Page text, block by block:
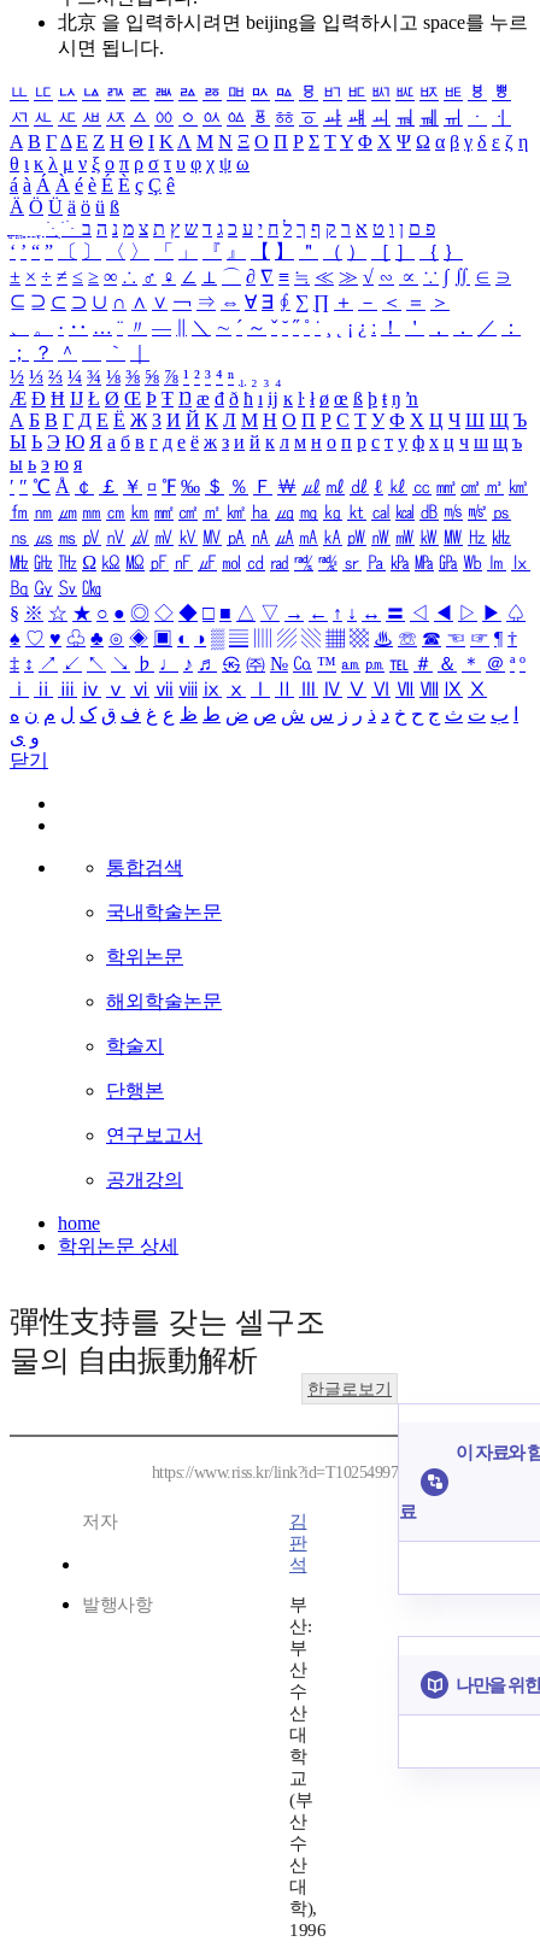
北京 을 입력하시려면 beijing을 입력하시고 space를 누르
시면 됩니다.
ㅥ ㅦ ㅧ ㅨ ㅩ ㅪ ㅫ ㅬ ㅭ ㅮ ㅯ ㅰ ㅱ ㅲ ㅳ ㅴ ㅵ ㅶ ㅷ ㅸ
ㅹ
ㅺ ㅻ ㅼ ㅽ ㅾ ㅿ ㆀ ㆁ ㆂ ㆃ ㆄ ㆅ ㆆ ㆇ ㆈ ㆉ ㆊ ㆋ ㆌ ㆍ
ㆎ
Α Β ΓΔ Ε Ζ Η Θ Ι ΚΛ Μ Ν Ξ Ο Π Ρ Σ ΤΥ Φ Χ Ψ Ω α β γ δ ε ζ η
θ ι κ λ μ ν ξ ο π ρ σ τ υ φ χ ψ ω
á à Á À é è É È ç Ç ê
Ä Ö Ü ä ö ü ß
ִֶֹ ֻּ ׁׂ פ ם ן ו ט א ר ק ף ך ל ח י ע כ ג ד ש ץ ת צ מ נ ה ב
‘ ’ “ ” 〔 〕 〈 〉 「 」 『 』 【 】 ＂ （ ） ［ ］ ｛ ｝
± × ÷ ≠ ≤ ≥ ∞ ∴ ♂ ♀ ∠ ⊥ ⌒ ∂ ∇ ≡ ≒ ≪ ≫ √ ∽ ∝ ∵ ∫ ∬ ∈ ∋
⊆ ⊇ ⊂ ⊃ ∪ ∩ ∧ ∨ ￢ ⇒ ⇔ ∀ ∃ ∮ ∑ ∏ ＋ － ＜ ＝
＞
、
。 · ‥ … ¨ 〃 ― ＼ ∼ ´ ～ ˇ ˘ ˝ ˚ ˙ ¸ ¡ ¿ ː ！ ＇ ， ． ／
：
；
？ ＾ ｀
½ ⅓ ⅔ ¼ ¾ ⅛ ⅜ ⅝ ⅞ ¹ ² ³ ⁴ ⁿ ₁ ₂ ₃ ₄
Æ Ð Ħ Ĳ Ł Ø Œ Þ Ŧ Ŋ æ đ ð ħ ı ĳ ĸ ŀ ł ø œ ß þ ŧ ŋ ŉ
А Б В Г Д Е Ё Ж З И Й К Л М Н О П Р С Т У Ф Х Ц Ч Ш Щ Ъ
Ы Ь Э Ю Я а б в г д е ё ж з и й к л м н о п р с т у ф х ц ч ш щ ъ
ы ь э ю я
′ ″ ℃ Å ￠ ￡ ￥ ¤ ℉ ‰ ＄ ％ Ｆ ￦ ㎕ ㎖ ㎗ ℓ ㎘ ㏄ ㎣ ㎤ ㎥ ㎦
㎙ ㎚ ㎛ ㎜ ㎝ ㎞ ㎟ ㎠ ㎡ ㎢ ㏊ ㎍ ㎎ ㎏ ㏏ ㎈ ㎉ ㏈ ㎧ ㎨ ㎰
㎱ ㎲ ㎳ ㎴ ㎵ ㎶ ㎷ ㎸ ㎹ ㎀ ㎁ ㎂ ㎃ ㎄ ㎺ ㎻ ㎽ ㎾ ㎿ ㎐ ㎑
㎒ ㎓ ㎔ Ω ㏀ ㏁ ㎊ ㎋ ㎌ ㏖ ㏅ ㎭ ㎮ ㎯ ㏛ ㎩ ㎪ ㎫ ㎬ ㏝ ㏐
㏓
㏃ ㏉ ㏜ ㏆
§ ※ ☆ ★ ○ ● ◎ ◇ ◆ □ ■ △ ▽ → ← ↑ ↓ ↔ 〓 ◁ ◀ ▷ ▶ ♤
♠ ♡ ♥ ♧ ♣ ⊙ ◈ ▣ ◐ ◑ ▒ ▤ ▨ ▧ ▦ ▩ ♨ ☏ ☎ ☜ ☞ ¶ †
‡ ↕ ↗ ↙ ↖ ↘ ♭ ♩ ♪ ♬ ㉿ ㈜ № ㏇ ™ ㏂ ㏘ ℡ ＃ ＆ ＊ ＠ ª º
ⅰ
ⅱ ⅲ ⅳ ⅴ ⅵ ⅶ ⅷ ⅸ ⅹ Ⅳ Ⅴ Ⅵ Ⅶ Ⅷ Ⅸ Ⅹ
ب ت ث ج ح خ د ذ ر ز س ش ص ض ط ظ ع غ ف ق ک ل م ن ه
و ی
닫기
통합검색
국내학술논문
학위논문
해외학술논문
학술지
단행본
연구보고서
공개강의
home
학위논문 상세
彈性支持를 갖는 셀구조
물의 自由振動解析
한글로보기
https://www.riss.kr/link?id=T10254997
저자
김
판
석
발행사항
부
산:
부
산
수
산
대
학
교
(부
산
수
산
대
학),
1996
이 자료와
료
나만을 위